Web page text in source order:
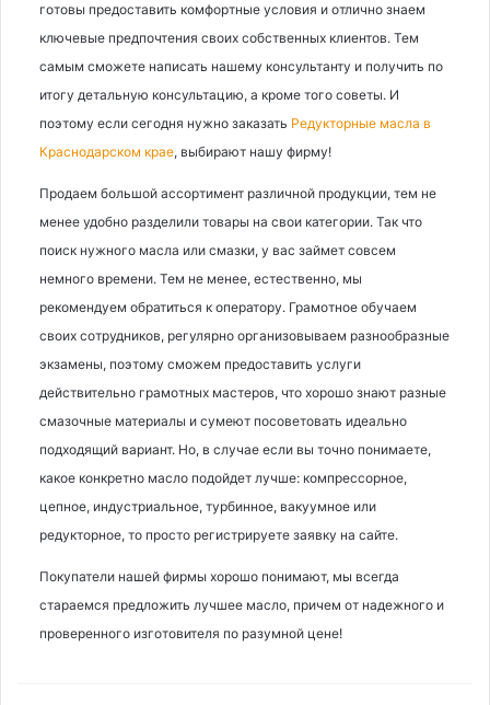
готовы предоставить комфортные условия и отлично знаем
ключевые предпочтения своих собственных клиентов. Тем
самым сможете написать нашему консультанту и получить по
итогу детальную консультацию, а кроме того советы. И
поэтому если сегодня нужно заказать Редукторные масла в
Краснодарском крае, выбирают нашу фирму!
Продаем большой ассортимент различной продукции, тем не
менее удобно разделили товары на свои категории. Так что
поиск нужного масла или смазки, у вас займет совсем
немного времени. Тем не менее, естественно, мы
рекомендуем обратиться к оператору. Грамотное обучаем
своих сотрудников, регулярно организовываем разнообразные
экзамены, поэтому сможем предоставить услуги
действительно грамотных мастеров, что хорошо знают разные
смазочные материалы и сумеют посоветовать идеально
подходящий вариант. Но, в случае если вы точно понимаете,
какое конкретно масло подойдет лучше: компрессорное,
цепное, индустриальное, турбинное, вакуумное или
редукторное, то просто регистрируете заявку на сайте.
Покупатели нашей фирмы хорошо понимают, мы всегда
стараемся предложить лучшее масло, причем от надежного и
проверенного изготовителя по разумной цене!